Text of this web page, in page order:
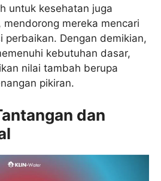
untuk kesehatan juga
mereka mencari
perbaikan. Dengan demikian,
kebutuhan dasar,
nilai tambah berupa
pikiran.
dan